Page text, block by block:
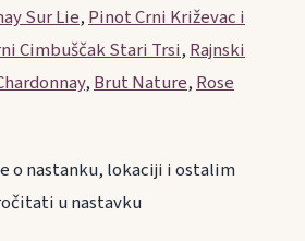
Sur Lie,Pinot Crni Križevac i
Cimbuščak Stari Trsi,Rajnski
,Brut Nature,Rose
o nastanku, lokaciji i ostalim
u nastavku